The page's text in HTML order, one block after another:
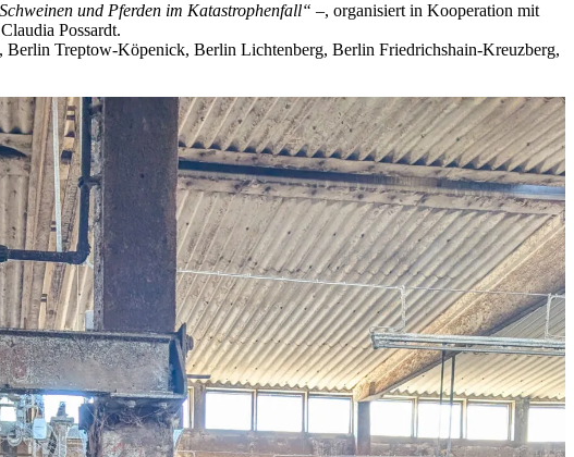
und Pferden im Katastrophenfall“ –, organisiert in Kooperation mit
Possardt.
Berlin Treptow-Köpenick, Berlin Lichtenberg, Berlin Friedrichshain-Kreuzberg,